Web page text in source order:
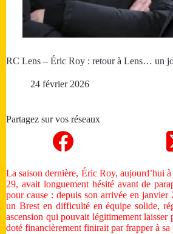
RC Lens – Éric Roy : retour à Lens… un
24 février 2026
Partagez sur vos réseaux
La saison dernière, Éric Roy, aujourd’hui
29, avait longuement hésité avant de
pour cause : depuis son arrivée en
un Brest en difficulté en équipe solide,
ascension qui pouvait légitimement laisser
doté financièrement finirait par frapper à sa